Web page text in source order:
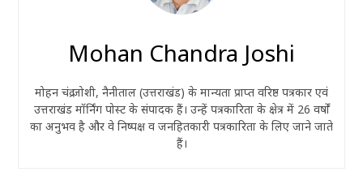
Mohan Chandra Joshi
मोहन चंद्र जोशी, नैनीताल (उत्तराखंड) के मान्यता प्राप्त वरिष्ठ पत्रकार एवं
उत्तराखंड मॉर्निंग पोस्ट के संपादक हैं। उन्हें पत्रकारिता के क्षेत्र में 26 वर्षों
का अनुभव है और वे निष्पक्ष व जनहितकारी पत्रकारिता के लिए जाने जाते
हैं।